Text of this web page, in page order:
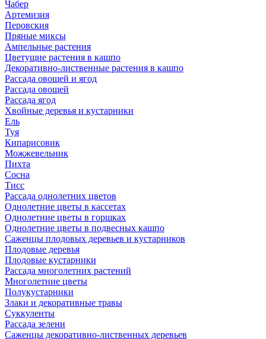
Чабер
Артемизия
Перовския
Пряные миксы
Ампельные растения
Цветущие растения в кашпо
Декоративно-лиственные растения в кашпо
Рассада овощей и ягод
Рассада овощей
Рассада ягод
Хвойные деревья и кустарники
Ель
Туя
Кипарисовик
Можжевельник
Пихта
Сосна
Тисc
Рассада однолетних цветов
Однолетние цветы в кассетах
Однолетние цветы в горшках
Однолетние цветы в подвесных кашпо
Саженцы плодовых деревьев и кустарников
Плодовые деревья
Плодовые кустарники
Рассада многолетних растений
Многолетние цветы
Полукустарники
Злаки и декоративные травы
Суккуленты
Рассада зелени
Саженцы декоративно-лиственных деревьев